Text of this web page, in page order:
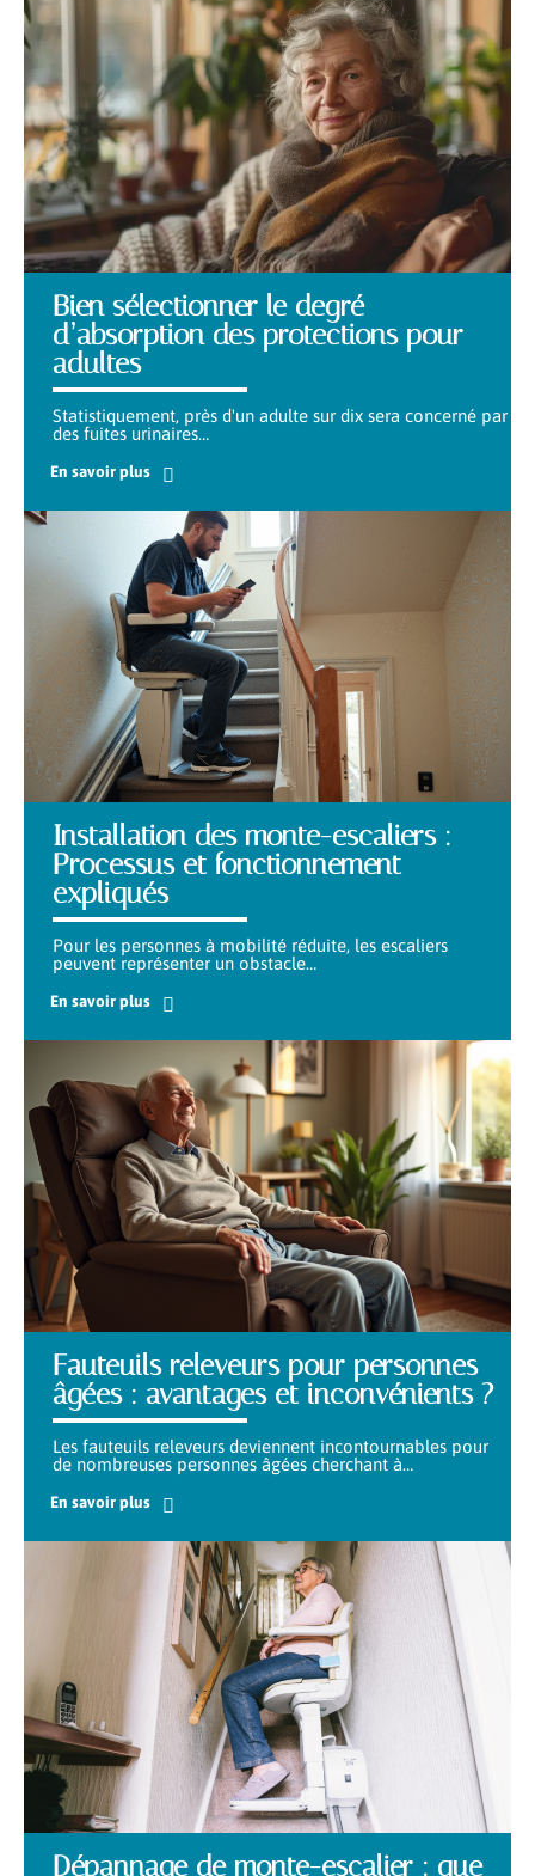
Bien sélectionner le degré
d’absorption des protections pour
adultes
Statistiquement, près d'un adulte sur dix sera concerné par
des fuites urinaires…
En savoir plus
Installation des monte-escaliers :
Processus et fonctionnement
expliqués
Pour les personnes à mobilité réduite, les escaliers
peuvent représenter un obstacle…
En savoir plus
Fauteuils releveurs pour personnes
âgées : avantages et inconvénients ?
Les fauteuils releveurs deviennent incontournables pour
de nombreuses personnes âgées cherchant à…
En savoir plus
Dépannage de monte-escalier : que